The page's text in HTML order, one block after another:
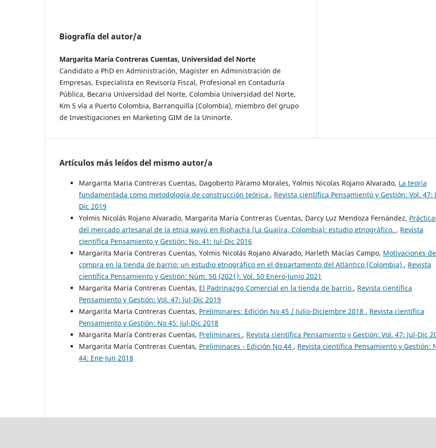
Biografía del autor/a
Margarita María Contreras Cuentas, Universidad del Norte
Candidato a PhD en Administración, Magister en Administración de
Empresas, Especialista en Revisoría Fiscal, Profesional en Contaduría
Pública, Becaria Universidad del Norte, Colombia Universidad del Norte,
Km 5 vía a Puerto Colombia, Barranquilla (Colombia), miembro del grupo
de Investigaciones en Marketing GIM de la Uninorte.
Artículos más leídos del mismo autor/a
Margarita Maria Contreras Cuentas, Dagoberto Páramo Morales, Yolmis Nicolas Rojano Alvarado, La teoría
fundamentada como metodología de construcción teórica , Revista científica Pensamiento y Gestión: Vol. 47:
Dic 2019
Yolmis Nicolás Rojano Alvarado, Margarita María Contreras Cuentas, Darcy Luz Mendoza Fernández,
del mercado artesanal de la etnia wayú en Riohacha (La Guajira, Colombia): estudio etnográfico. , Revista
científica Pensamiento y Gestión: No. 41: Jul-Dic 2016
Margarita María Contreras Cuentas, Yolmis Nicolás Rojano Alvarado, Harleth Macías Campo, Motivaciones de
compra en la tienda de barrio: un estudio etnográfico en el departamento del Atlántico (Colombia) , Revista
científica Pensamiento y Gestión: Núm. 50 (2021): Vol. 50 Enero-Junio 2021
Margarita María Contreras Cuentas, El Padrinazgo Comercial en la tienda de barrio , Revista científica
Pensamiento y Gestión: Vol. 47: Jul-Dic 2019
Margarita María Contreras Cuentas, Preliminares: Edición No 45 / Julio-Diciembre 2018 , Revista científica
Pensamiento y Gestión: No 45: Jul-Dic 2018
Margarita María Contreras Cuentas, Preliminares , Revista científica Pensamiento y Gestión: Vol. 47: Jul-Dic
Margarita María Contreras Cuentas, Preliminares - Edición No 44 , Revista científica Pensamiento y Gestión:
44: Ene-Jun 2018